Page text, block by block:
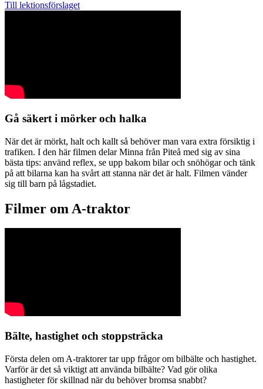
Till lektionsförslaget
Gå säkert i mörker och halka
När det är mörkt, halt och kallt så behöver man vara extra försiktig i
trafiken. I den här filmen delar Minna från Piteå med sig av sina
bästa tips: använd reflex, se upp bakom bilar och snöhögar och tänk
på att bilarna kan ha svårt att stanna när det är halt. Filmen vänder
sig till barn på lågstadiet.
Filmer om A-traktor
Bälte, hastighet och stoppsträcka
Första delen om A-traktorer tar upp frågor om bilbälte och hastighet.
Varför är det så viktigt att använda bilbälte? Vad gör olika
hastigheter för skillnad när du behöver bromsa snabbt?